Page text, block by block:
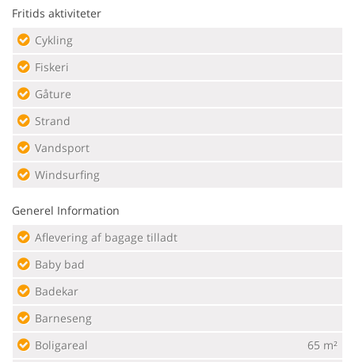
Fritids aktiviteter
Cykling
Fiskeri
Gåture
Strand
Vandsport
Windsurfing
Generel Information
Aflevering af bagage tilladt
Baby bad
Badekar
Barneseng
Boligareal
65 m²